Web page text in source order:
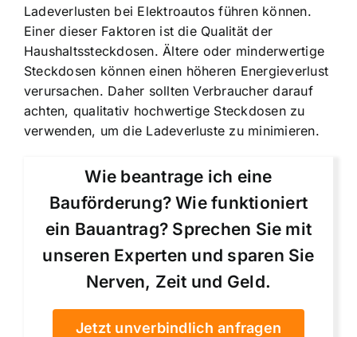
Ladeverlusten bei Elektroautos führen können.
Einer dieser Faktoren ist die Qualität der
Haushaltssteckdosen. Ältere oder minderwertige
Steckdosen können einen höheren Energieverlust
verursachen. Daher sollten Verbraucher darauf
achten, qualitativ hochwertige Steckdosen zu
verwenden, um die Ladeverluste zu minimieren.
Wie beantrage ich eine
Bauförderung? Wie funktioniert
ein Bauantrag? Sprechen Sie mit
unseren Experten und sparen Sie
Nerven, Zeit und Geld.
Jetzt unverbindlich anfragen